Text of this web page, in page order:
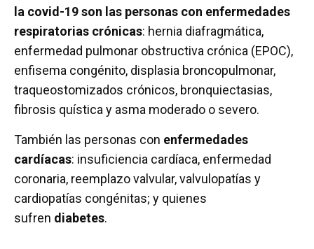
la covid-19 son las personas con enfermedades
respiratorias crónicas: hernia diafragmática,
enfermedad pulmonar obstructiva crónica (EPOC),
enfisema congénito, displasia broncopulmonar,
traqueostomizados crónicos, bronquiectasias,
fibrosis quística y asma moderado o severo.
También las personas con enfermedades
cardíacas: insuficiencia cardíaca, enfermedad
coronaria, reemplazo valvular, valvulopatías y
cardiopatías congénitas; y quienes
sufren diabetes.